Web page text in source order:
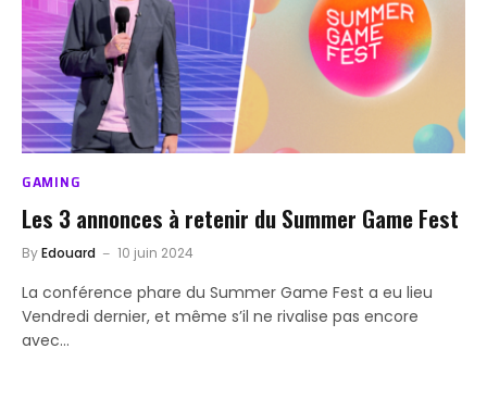
GAMING
Les 3 annonces à retenir du Summer Game Fest
ByEdouard 10 juin 2024
La conférence phare du Summer Game Fest a eu lieu
Vendredi dernier, et même s’il ne rivalise pas encore
avec…